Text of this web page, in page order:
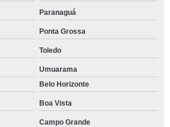
Paranaguá
Ponta Grossa
Toledo
Umuarama
Belo Horizonte
Boa Vista
Campo Grande